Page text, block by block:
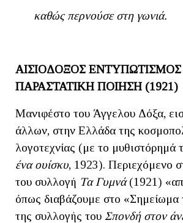
καθώς περνούσε στη γωνιά.
ΑΙΣΙΟΔΟΞΟΣ ΕΝΤΥΠΩΤΙΣΜΟΣ
ΠΑΡΑΣΤΑΤΙΚΗ ΠΟΙΗΣΗ (1921)
Μανιφέστο του Άγγελου Δόξα,
άλλων, στην Ελλάδα της
λογοτεχνίας (με το μυθιστόρημά
ένα ουίσκυ, 1923). Περιεχόμενο
του συλλογή Τα Γυμνά(1921)
όπως διαβάζουμε στο «Σημείωμα
της συλλογής του Σπονδή στον